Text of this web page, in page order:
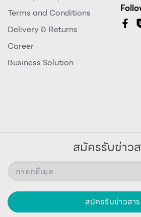
Terms and Conditions
Delivery & Returns
Career
Business Solution
สมัครรับข่าว
สมัครรับข่าวสาร